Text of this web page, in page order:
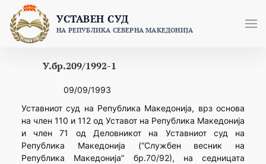
content
УСТАВЕН СУД
НА РЕПУБЛИКА СЕВЕРНА МАКЕДОНИЈА
У.бр.209/1992-1
09/09/1993
Уставниот суд на Република Македонија, врз основа
на член 110 и 112 од Уставот на Република Македонија
и член 71 од Деловникот на Уставниот суд на
Република Македонија (“Службен весник на
Република Македонија” бр.70/92), на седницата